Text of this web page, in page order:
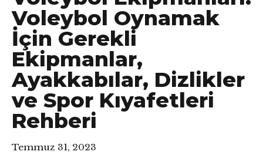
Voleybol Oynamak
İçin Gerekli
Ekipmanlar,
Ayakkabılar, Dizlikler
ve Spor Kıyafetleri
Rehberi
Temmuz 31, 2023